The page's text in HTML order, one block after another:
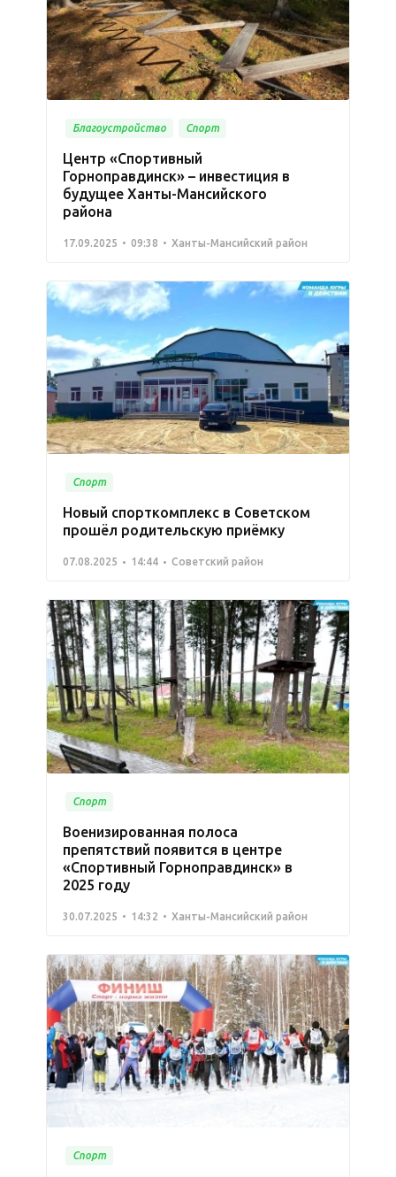
Благоустройство Спорт
Центр «Спортивный
Горноправдинск» – инвестиция в
будущее Ханты-Мансийского
района
17.09.2025 09:38 Ханты-Мансийский район
Спорт
Новый спорткомплекс в Советском
прошёл родительскую приёмку
07.08.2025 14:44 Советский район
Спорт
Военизированная полоса
препятствий появится в центре
«Спортивный Горноправдинск» в
2025 году
30.07.2025 14:32 Ханты-Мансийский район
Спорт